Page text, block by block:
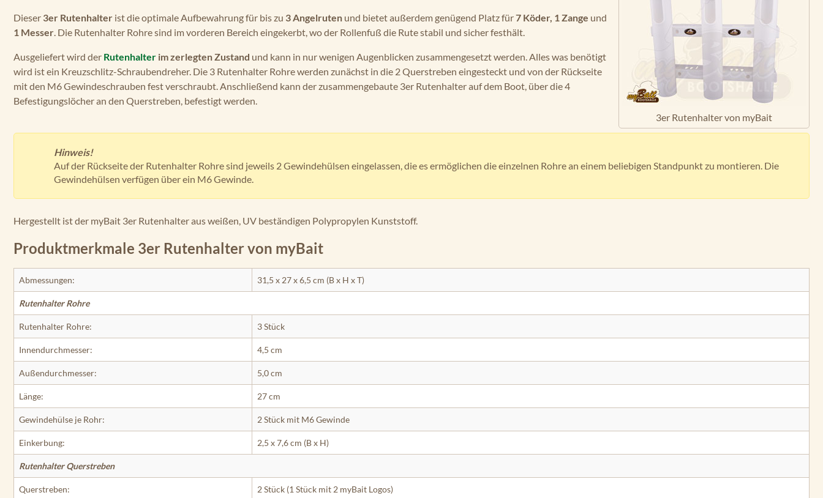
3er Rutenhalter von myBait
Dieser 3er Rutenhalter ist die optimale Aufbewahrung für bis zu 3 Angelruten und bietet außerdem genügend Platz für7 Köder, 1 Zange und
1 Messer. Die Rutenhalter Rohre sind im vorderen Bereich eingekerbt, wo der Rollenfuß die Rute stabil und sicher festhält.
Ausgeliefert wird der Rutenhalter im zerlegten Zustand und kann in nur wenigen Augenblicken zusammengesetzt werden. Alles was benötigt
wird ist ein Kreuzschlitz-Schraubendreher. Die 3 Rutenhalter Rohre werden zunächst in die 2 Querstreben eingesteckt und von der Rückseite
mit den M6 Gewindeschrauben fest verschraubt. Anschließend kann der zusammengebaute 3er Rutenhalter auf dem Boot, über die 4
Befestigungslöcher an den Querstreben, befestigt werden.
Hinweis!
Auf der Rückseite der Rutenhalter Rohre sind jeweils 2 Gewindehülsen eingelassen, die es ermöglichen die einzelnen Rohre an einem beliebigen Standpunkt zu montieren. Die
Gewindehülsen verfügen über ein M6 Gewinde.
Hergestellt ist der myBait 3er Rutenhalter aus weißen, UV beständigen Polypropylen Kunststoff.
Produktmerkmale 3er Rutenhalter von myBait
Abmessungen: 31,5 x 27 x 6,5 cm (B x H x T)
Rutenhalter Rohre
Rutenhalter Rohre: 3 Stück
Innendurchmesser: 4,5 cm
Außendurchmesser: 5,0 cm
Länge: 27 cm
Gewindehülse je Rohr: 2 Stück mit M6 Gewinde
Einkerbung: 2,5 x 7,6 cm (B x H)
Rutenhalter Querstreben
Querstreben: 2 Stück (1 Stück mit 2 myBait Logos)